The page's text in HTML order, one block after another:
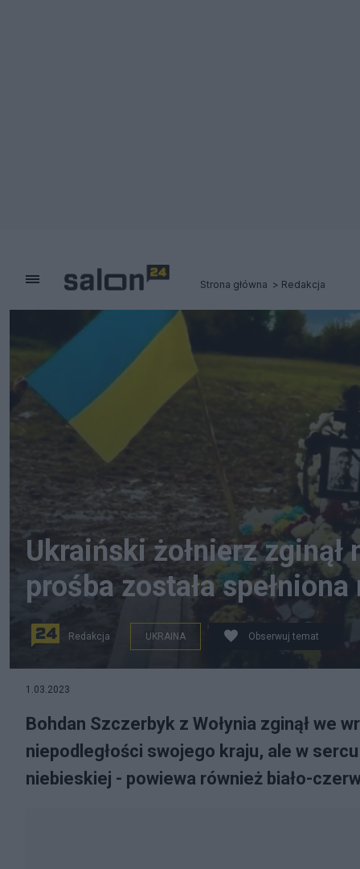
Strona główna Redakcja
Ukraiński żołnierz
prośba została
Redakcja UKRAINA Obserwuj temat
1.03.2023
Bohdan Szczerbyk z Wołynia zginął we
niepodległości swojego kraju, ale w
niebieskiej - powiewa również biało-